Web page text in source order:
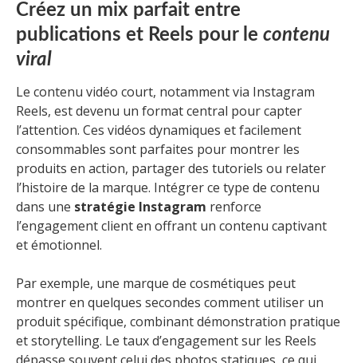
Créez un mix parfait entre
publications et Reels pour le contenu
viral
Le contenu vidéo court, notamment via Instagram
Reels, est devenu un format central pour capter
l’attention. Ces vidéos dynamiques et facilement
consommables sont parfaites pour montrer les
produits en action, partager des tutoriels ou relater
l’histoire de la marque. Intégrer ce type de contenu
dans une stratégie Instagram renforce
l’engagement client en offrant un contenu captivant
et émotionnel.
Par exemple, une marque de cosmétiques peut
montrer en quelques secondes comment utiliser un
produit spécifique, combinant démonstration pratique
et storytelling. Le taux d’engagement sur les Reels